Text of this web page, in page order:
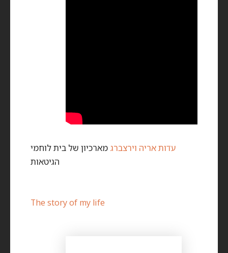
עדות אריה וירצברג מארכיון של בית לוחמי
הגיטאות
The story of my life